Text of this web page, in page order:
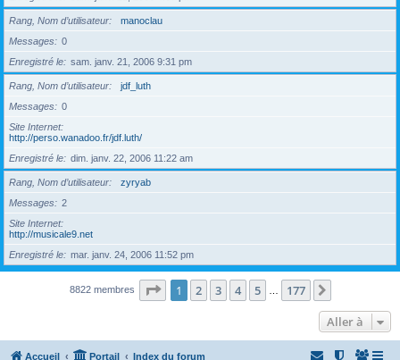
Rang, Nom d’utilisateur
manoclau
Messages
0
Enregistré le
sam. janv. 21, 2006 9:31 pm
Rang, Nom d’utilisateur
jdf_luth
Messages
0
Site Internet
http://perso.wanadoo.fr/jdf.luth/
Enregistré le
dim. janv. 22, 2006 11:22 am
Rang, Nom d’utilisateur
zyryab
Messages
2
Site Internet
http://musicale9.net
Enregistré le
mar. janv. 24, 2006 11:52 pm
8822 membres Page 1sur177
1 2 3 4 5 177
Aller à
Accueil Portail Index du forum